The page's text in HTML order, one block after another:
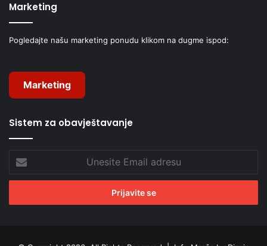
Marketing
Pogledajte našu marketing ponudu klikom na dugme ispod:
Marketing
Sistem za obavještavanje
Unesite
Email
adresu